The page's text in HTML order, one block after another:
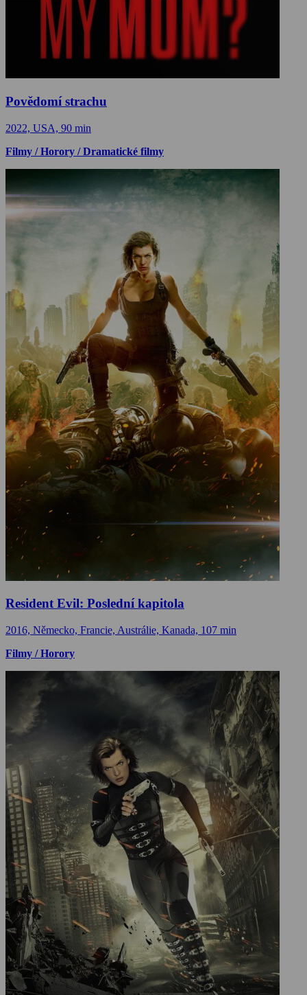
Povědomí strachu
2022, USA, 90 min
Filmy / Horory / Dramatické filmy
Resident Evil: Poslední kapitola
2016, Německo, Francie, Austrálie, Kanada, 107 min
Filmy / Horory